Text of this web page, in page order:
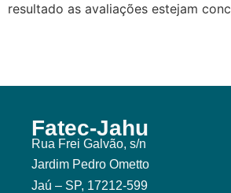
resultado as avaliações estejam
Fatec-Jahu
Rua Frei Galvão, s/n
Jardim Pedro Ometto
Jaú – SP, 17212-599